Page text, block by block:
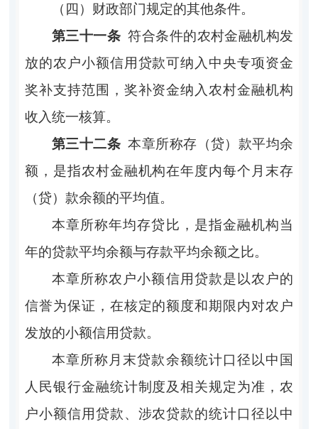
（四）财政部门规定的其他条件。
第三十一条 符合条件的农村金融机构发
放的农户小额信用贷款可纳入中央专项资金
奖补支持范围，奖补资金纳入农村金融机构
收入统一核算。
第三十二条 本章所称存（贷）款平均余
额，是指农村金融机构在年度内每个月末存
（贷）款余额的平均值。
本章所称年均存贷比，是指金融机构当
年的贷款平均余额与存款平均余额之比。
本章所称农户小额信用贷款是以农户的
信誉为保证，在核定的额度和期限内对农户
发放的小额信用贷款。
本章所称月末贷款余额统计口径以中国
人民银行金融统计制度及相关规定为准，农
户小额信用贷款、涉农贷款的统计口径以中